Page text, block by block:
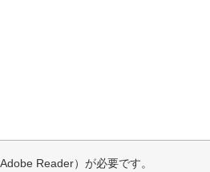
Reader）が必要です。